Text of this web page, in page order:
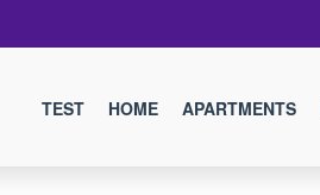
TEST HOME APARTMENTS